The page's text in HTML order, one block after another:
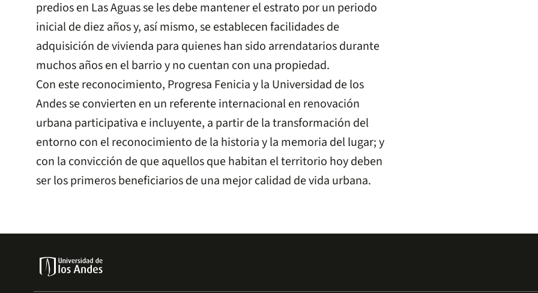
predios en Las Aguas se les debe mantener el estrato por un periodo
inicial de diez años y, así mismo, se establecen facilidades de
adquisición de vivienda para quienes han sido arrendatarios durante
muchos años en el barrio y no cuentan con una propiedad.
Con este reconocimiento, Progresa Fenicia y la Universidad de los
Andes se convierten en un referente internacional en renovación
urbana participativa e incluyente, a partir de la transformación del
entorno con el reconocimiento de la historia y la memoria del lugar; y
con la convicción de que aquellos que habitan el territorio hoy deben
ser los primeros beneficiarios de una mejor calidad de vida urbana.